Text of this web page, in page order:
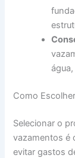
Como
Selecionar o
vazamentos é
evitar gastos